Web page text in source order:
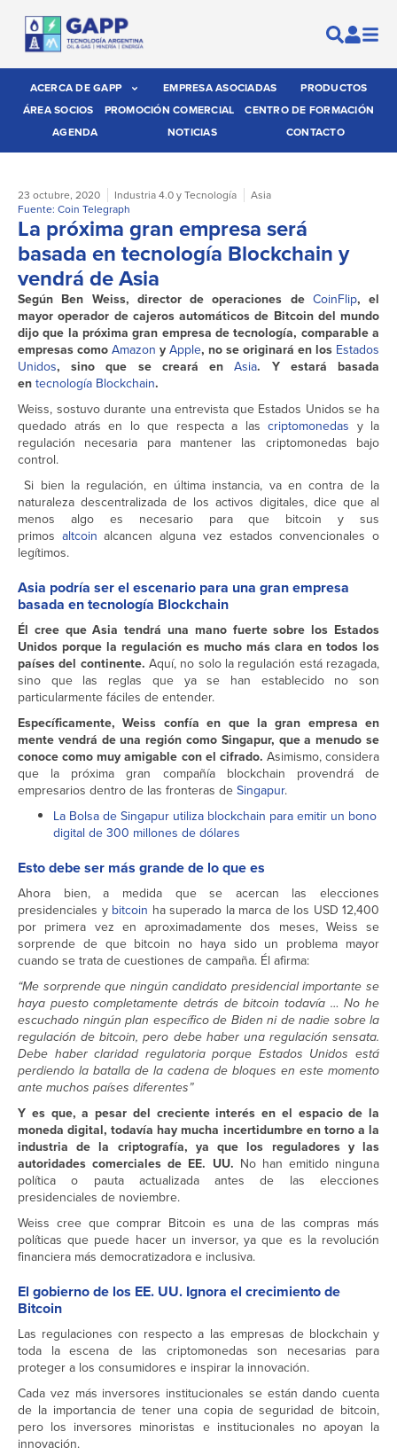
ACERCA DE GAPP EMPRESA ASOCIADAS
PRODUCTOS
ÁREA SOCIOS
PROMOCIÓN COMERCIAL
CENTRO DE FORMACIÓN
AGENDA
NOTICIAS CONTACTO
23 octubre, 2020 Industria 4.0 y Tecnología
Asia
Fuente: Coin Telegraph
La próxima gran empresa será
basada en tecnología Blockchain y
vendrá de Asia
Según Ben Weiss, director de operaciones de CoinFlip, el
mayor operador de cajeros automáticos de Bitcoin del mundo
dijo que la próxima gran empresa de tecnología, comparable a
empresas comoAmazon yApple, no se originará en los Estados
Unidos, sino que se creará enAsia. Y estará basada
entecnología Blockchain.
Weiss, sostuvo durante una entrevista que Estados Unidos se ha
quedado atrás en lo que respecta a las criptomonedas y la
regulación necesaria para mantener las criptomonedas bajo
control.
Si bien la regulación, en última instancia, va en contra de la
naturaleza descentralizada de los activos digitales, dice que al
menos algo es necesario para que bitcoin y sus
primos altcoin alcancen alguna vez estados convencionales o
legítimos.
Asia podría ser el escenario para una gran empresa
basada en tecnología Blockchain
Él cree que Asia tendrá una mano fuerte sobre los Estados
Unidos porque la regulación es mucho más clara en todos los
países del continente. Aquí, no solo la regulación está rezagada,
sino que las reglas que ya se han establecido no son
particularmente fáciles de entender.
Específicamente, Weiss confía en que la gran empresa en
mente vendrá de una región como Singapur, que a menudo se
conoce como muy amigable con el cifrado. Asimismo, considera
que la próxima gran compañía blockchain provendrá de
empresarios dentro de las fronteras deSingapur.
La Bolsa de Singapur utiliza blockchain para emitir un bono
digital de 300 millones de dólares
Esto debe ser más grande de lo que es
Ahora bien, a medida que se acercan las elecciones
presidenciales y bitcoin ha superado la marca de los USD 12,400
por primera vez en aproximadamente dos meses, Weiss se
sorprende de que bitcoin no haya sido un problema mayor
cuando se trata de cuestiones de campaña. Él afirma:
“Me sorprende que ningún candidato presidencial importante se
haya puesto completamente detrás de bitcoin todavía … No he
escuchado ningún plan específico de Biden ni de nadie sobre la
regulación de bitcoin, pero debe haber una regulación sensata.
Debe haber claridad regulatoria porque Estados Unidos está
perdiendo la batalla de la cadena de bloques en este momento
ante muchos países diferentes”
Y es que, a pesar del creciente interés en el espacio de la
moneda digital, todavía hay mucha incertidumbre en torno a la
industria de la criptografía, ya que los reguladores y las
autoridades comerciales de EE. UU. No han emitido ninguna
política o pauta actualizada antes de las elecciones
presidenciales de noviembre.
Weiss cree que comprar Bitcoin es una de las compras más
políticas que puede hacer un inversor, ya que es la revolución
financiera más democratizadora e inclusiva.
El gobierno de los EE. UU. Ignora el crecimiento de
Bitcoin
Las regulaciones con respecto a las empresas de blockchain y
toda la escena de las criptomonedas son necesarias para
proteger a los consumidores e inspirar la innovación.
Cada vez más inversores institucionales se están dando cuenta
de la importancia de tener una copia de seguridad de bitcoin,
pero los inversores minoristas e institucionales no apoyan la
innovación.